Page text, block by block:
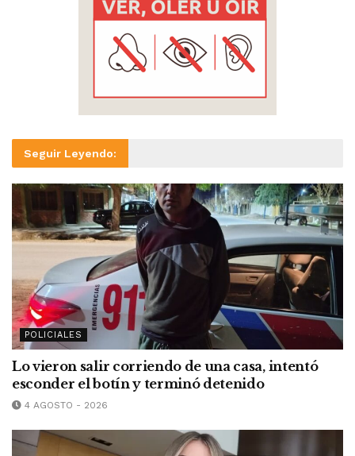
Seguir Leyendo:
POLICIALES
Lo vieron salir corriendo de una casa, intentó
esconder el botín y terminó detenido
4 AGOSTO - 2026